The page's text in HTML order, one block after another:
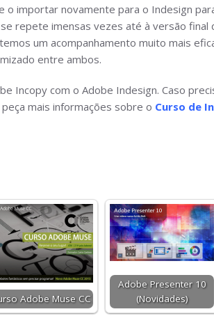
importar novamente para o Indesign
repete imensas vezes até à versão final
um acompanhamento muito mais
entre ambos.
Incopy com o Adobe Indesign. Caso
mais informações sobre o Curso de
Adobe Muse CC
Adobe Presenter 10
(Novidades)